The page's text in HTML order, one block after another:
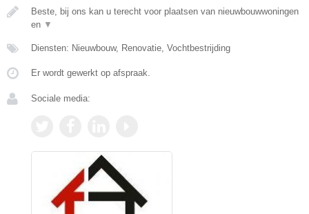
Beste, bij ons kan u terecht voor plaatsen van nieuwbouwwoningen
en ▼
Diensten: Nieuwbouw, Renovatie, Vochtbestrijding
Er wordt gewerkt op afspraak.
Sociale media: